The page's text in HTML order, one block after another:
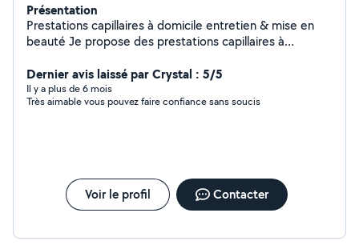
Présentation
Prestations capillaires à domicile entretien & mise en
beauté Je propose des prestations capillaires à
application de produits capillaires mise en beauté et
conseils d'entretien Moment détente et confort chez
vous. Déplacement possible sur Marseille et alentours.
Dernier avis laissé par Crystal : 5/5
Il y a plus de 6 mois
Très aimable vous pouvez faire confiance sans soucis
Voir le profil Contacter